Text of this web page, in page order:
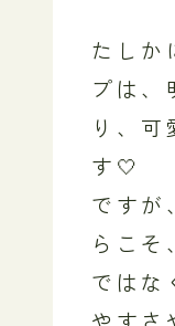
たしか
プは、
り、可
す🤍
ですが
らこそ
ではな
やすさ